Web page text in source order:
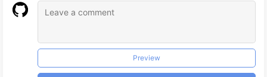
Preview